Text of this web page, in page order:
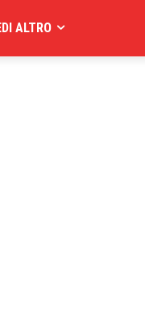
ALTRO